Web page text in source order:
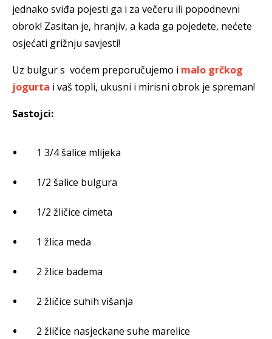
jednako sviđa pojesti ga i za večeru ili popodnevni
obrok! Zasitan je, hranjiv, a kada ga pojedete, nećete
osjećati grižnju savjesti!
Uz bulgur s voćem preporučujemo i malo grčkog
jogurta i vaš topli, ukusni i mirisni obrok je spreman!
Sastojci:
1 3/4 šalice mlijeka
1/2 šalice bulgura
1/2 žličice cimeta
1 žlica meda
2 žlice badema
2 žličice suhih višanja
2 žličice nasjeckane suhe marelice